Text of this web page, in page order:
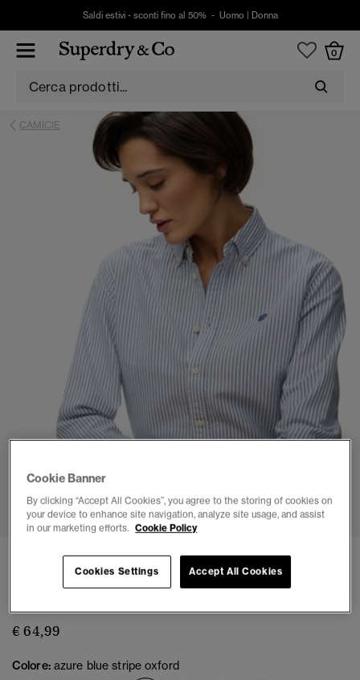
Saldi estivi - sconti fino al 50% - Uomo Donna
0
CAMICIE
Camicia Oxford Button Down Slim Manica
€ 64,99
Colore: azure blue stripe oxford
Cookie Banner
By clicking “Accept All Cookies”, you agree to the storing of cookies on
your device to enhance site navigation, analyze site usage, and assist
in our marketing efforts. Cookie Policy
Cookies Settings Accept All Cookies